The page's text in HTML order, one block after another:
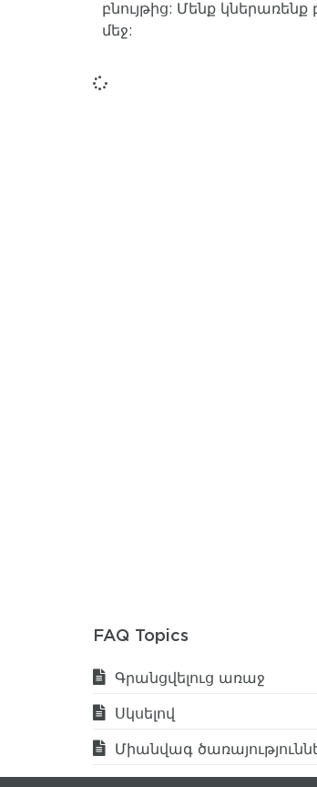
բնույթից: Մենք
մեջ:
FAQ Topics
Գրանցվելուց առաջ
Սկսելով
Միանվագ